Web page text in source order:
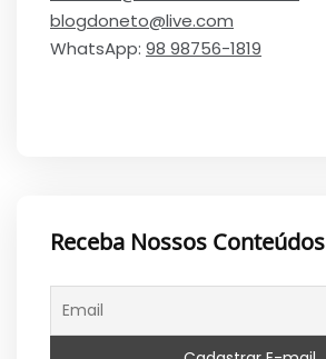
blogdoneto@live.com
WhatsApp: 98 98756-1819
Receba Nossos Conteúdos